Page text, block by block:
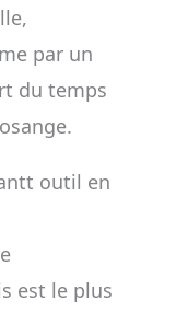
par un
du temps
outil en
est le plus